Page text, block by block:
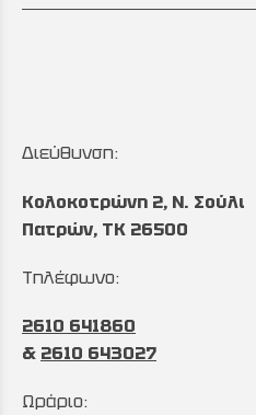
Διεύθυνση:
Κολοκοτρώνη 2, Ν. Σούλι
Πατρών, TK 26500
Τηλέφωνο:
2610 641860
& 2610 643027
Ωράριο: